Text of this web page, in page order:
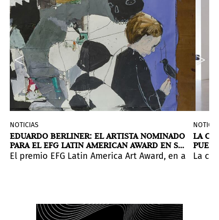
con la curaduría de Jorge Villacorta y Paulo Dam.
urgentes preocupaciones ecológicas actuales
Grove, Miami. Galerías y proyectos artísticos
en las representaciones visuales. Si
NOTICIAS
EDUARDO BERLINER: EL ARTISTA NOMINADO
PARA EL EFG LATIN AMERICAN AWARD EN SP
ARTE 2024
El premio EFG Latin America Art Award, en
LA
DE
La